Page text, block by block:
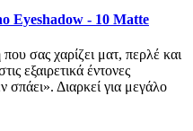
Eyeshadow - 10 Matte
σας χαρίζει ματ, περλέ και
εξαιρετικά έντονες
σπάει». Διαρκεί για μεγάλο